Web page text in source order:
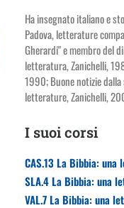
Ha insegnato italiano e
Padova, letterature
Gherardi" e membro del
letteratura, Zanichelli,
1990; Buone notizie
letterature, Zanichelli,
I suoi corsi
CAS.13 La Bibbia:
SLA.4 La Bibbia: una
VAL.7 La Bibbia: una